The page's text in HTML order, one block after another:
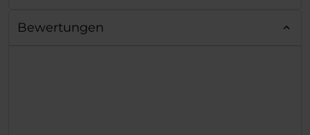
Bewertungen